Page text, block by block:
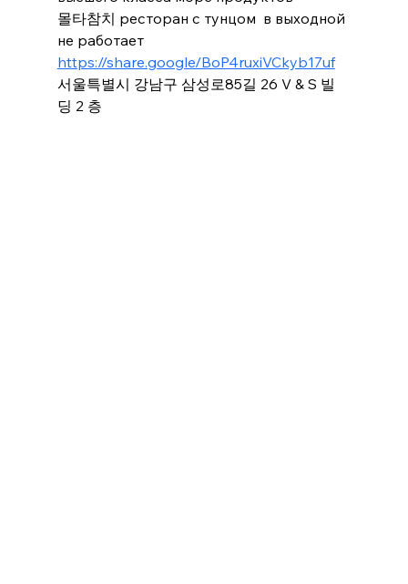
몰타참치 ресторан с тунцом  в выходной
не работает
https://share.google/BoP4ruxiVCkyb17uf
서울특별시 강남구 삼성로85길 26 V & S 빌
딩 2 층